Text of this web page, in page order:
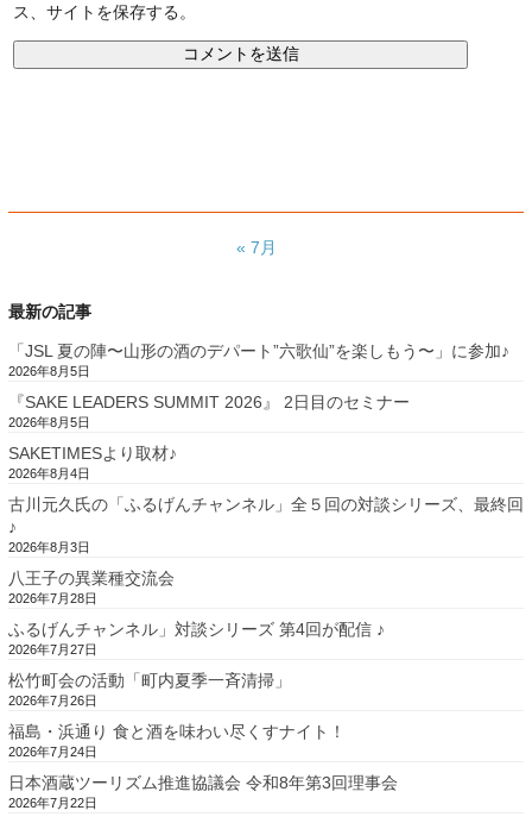
ス、サイトを保存する。
« 7月
最新の記事
「JSL 夏の陣〜山形の酒のデパート”六歌仙”を楽しもう〜」に参加♪
2026年8月5日
『SAKE LEADERS SUMMIT 2026』 2日目のセミナー
2026年8月5日
SAKETIMESより取材♪
2026年8月4日
古川元久氏の「ふるげんチャンネル」全５回の対談シリーズ、最終回
♪
2026年8月3日
八王子の異業種交流会
2026年7月28日
ふるげんチャンネル」対談シリーズ 第4回が配信 ♪
2026年7月27日
松竹町会の活動「町内夏季一斉清掃」
2026年7月26日
福島・浜通り 食と酒を味わい尽くすナイト！
2026年7月24日
日本酒蔵ツーリズム推進協議会 令和8年第3回理事会
2026年7月22日